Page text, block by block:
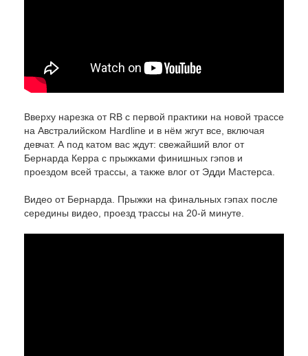
Вверху нарезка от RB с первой практики на новой трассе
на Австралийском Hardline и в нём жгут все, включая
девчат. А под катом вас ждут: свежайший влог от
Бернарда Керра с прыжками финишных гэпов и
проездом всей трассы, а также влог от Эдди Мастерса.
Видео от Бернарда. Прыжки на финальных гэпах после
середины видео, проезд трассы на 20-й минуте.